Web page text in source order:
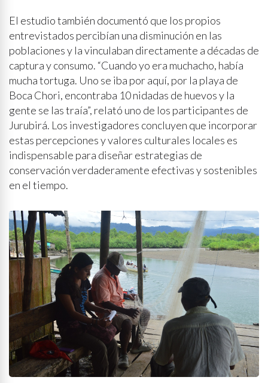
El estudio también documentó que los propios
entrevistados percibían una disminución en las
poblaciones y la vinculaban directamente a décadas de
captura y consumo. “Cuando yo era muchacho, había
mucha tortuga. Uno se iba por aquí, por la playa de
Boca Chori, encontraba 10 nidadas de huevos y la
gente se las traía”, relató uno de los participantes de
Jurubirá. Los investigadores concluyen que incorporar
estas percepciones y valores culturales locales es
indispensable para diseñar estrategias de
conservación verdaderamente efectivas y sostenibles
en el tiempo.